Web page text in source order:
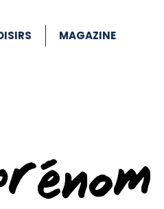
MAGAZINE